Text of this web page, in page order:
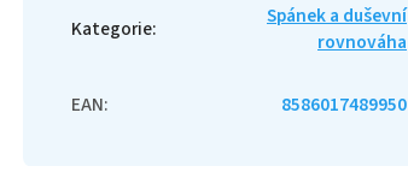
Kategorie:
Spánek a duševní
rovnováha
EAN: 8586017489950